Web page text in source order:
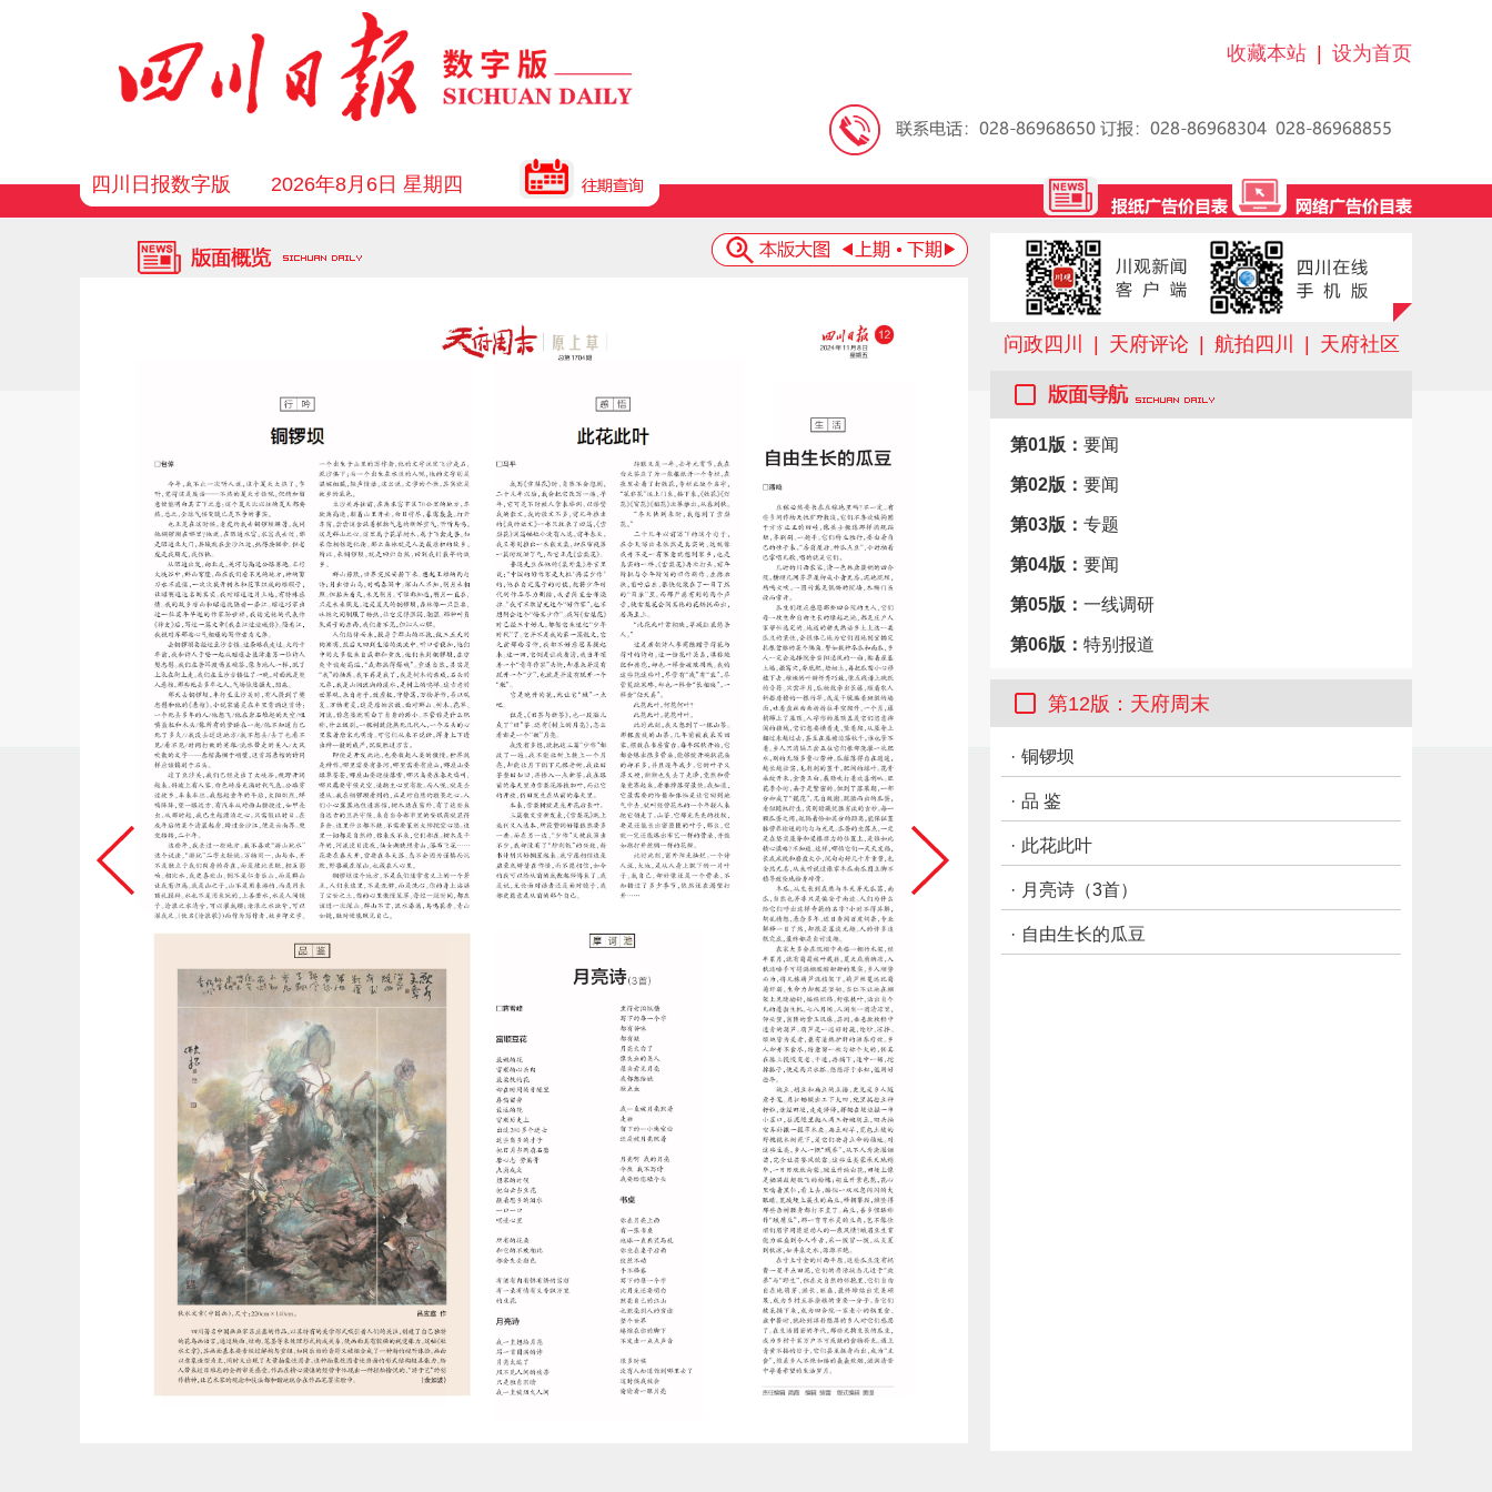
四川日报数字版 2026年8月6日 星期四
收藏本站 设为首页
问政四川 天府评论 航拍四川 天府社区
第01版： 要闻
第02版： 要闻
第03版： 专题
第04版： 要闻
第05版： 一线调研
第06版： 特别报道
第08版：特别报道
第09版：
第10版：
第11版：天府周末
第12版： 天府周末
第12版：天府周末
· 铜锣坝
· 品 鉴
· 此花此叶
· 月亮诗（3首）
· 自由生长的瓜豆